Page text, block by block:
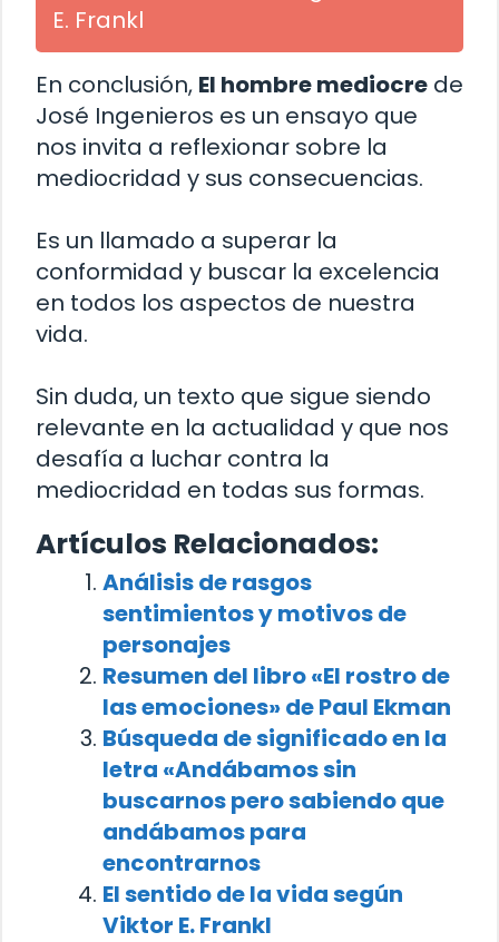
E. Frankl
En conclusión, El hombre mediocre de
José Ingenieros es un ensayo que
nos invita a reflexionar sobre la
mediocridad y sus consecuencias.
Es un llamado a superar la
conformidad y buscar la excelencia
en todos los aspectos de nuestra
vida.
Sin duda, un texto que sigue siendo
relevante en la actualidad y que nos
desafía a luchar contra la
mediocridad en todas sus formas.
Artículos Relacionados:
Análisis de rasgos
sentimientos y motivos de
personajes
Resumen del libro «El rostro de
las emociones» de Paul Ekman
Búsqueda de significado en la
letra «Andábamos sin
buscarnos pero sabiendo que
andábamos para
encontrarnos
El sentido de la vida según
Viktor E. Frankl